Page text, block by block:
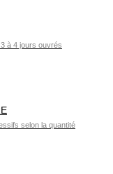
à 4 jours ouvrés
selon la quantité